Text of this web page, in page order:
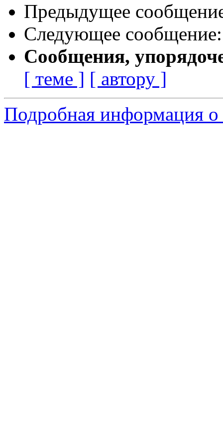
Предыдущее
Следующее
Сообщения,
[ теме ] [ автору ]
Подробная информация о